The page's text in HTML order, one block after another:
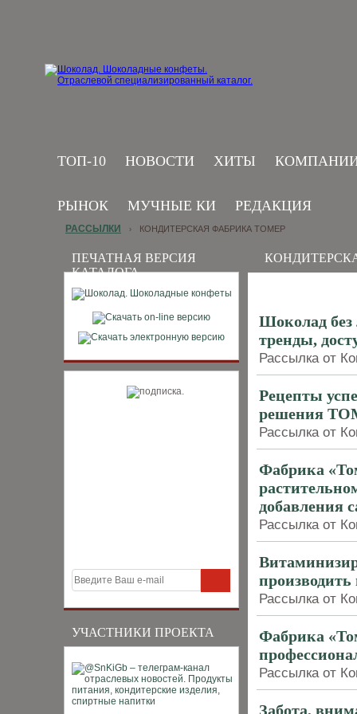
ТОП-10 НОВОСТИ ХИТЫ
РЫНОК МУЧНЫЕ КИ РЕДАКЦИЯ
ПЕЧАТНАЯ ВЕРСИЯ
КАТАЛОГА
УЧАСТНИКИ ПРОЕКТА
РАССЫЛКИ › КОНДИТЕРСКАЯ ФАБРИКА ТОМЕР
Шоколад без
тренды,
Рассылка от
Рецепты
решения
Рассылка от
Фабрика
добавления
Рассылка от
производить
Рассылка от
Фабрика
Рассылка от
Забота,